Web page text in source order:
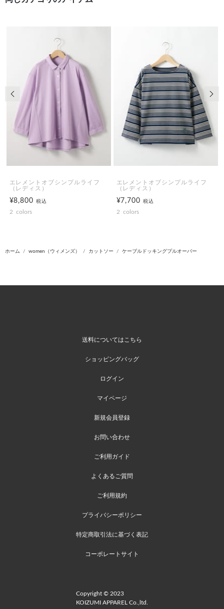
エレメントオブシンプルライフ
（レディス）
¥8,800税込
2 colors
エレメントオブシンプルライフ
（レディス）
¥7,700税込
2 colors
前の画像
ホーム women（ウィメンズ） カットソー ケーブルドッキングプルオーバー
送料についてはこちら
ショッピングバッグ
ログイン
マイページ
新規会員登録
お問い合わせ
ご利用ガイド
よくあるご質問
ご利用規約
プライバシーポリシー
特定商取引法に基づく表記
コーポレートサイト
Copyright © 2023
KOIZUMI APPAREL Co.,ltd.